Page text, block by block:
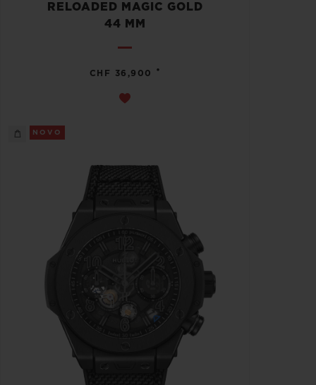
RELOADED MAGIC GOLD
44 MM
CHF 36,900 •
NOVO